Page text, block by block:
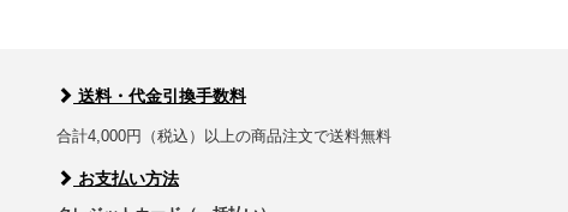
送料・代金引換手数料
合計4,000円（税込）以上の商品注文で送料無料
お支払い方法